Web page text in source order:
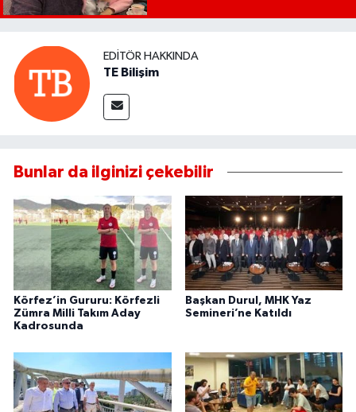
EDITÖR HAKKINDA
TE Bilişim
Bunlar da ilginizi çekebilir
Körfez’in Gururu: Körfezli
Zümra Milli Takım Aday
Kadrosunda
Başkan Durul, MHK Yaz
Semineri’ne Katıldı